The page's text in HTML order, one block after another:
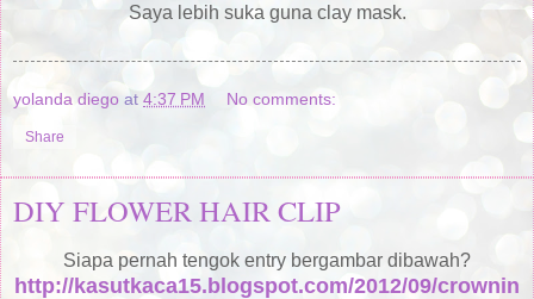
Saya lebih suka guna clay mask.
yolanda diego at 4:37 PM No comments:
Share
DIY FLOWER HAIR CLIP
Siapa pernah tengok entry bergambar dibawah?
http://kasutkaca15.blogspot.com/2012/09/crownin